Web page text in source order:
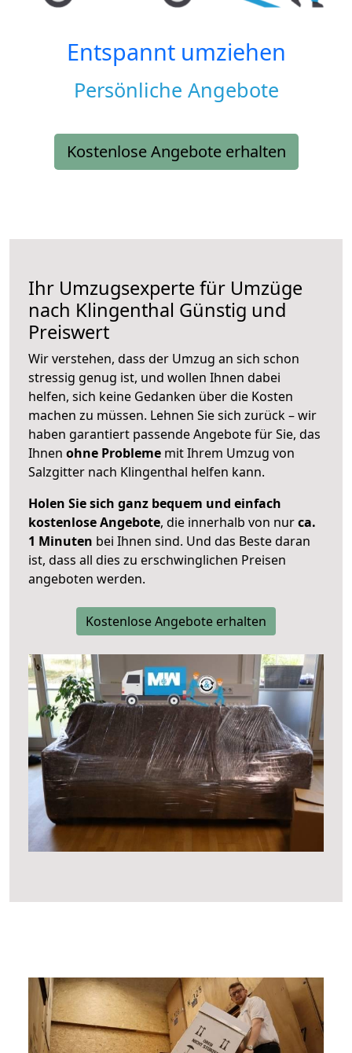
Entspannt umziehen
Persönliche Angebote
Kostenlose Angebote erhalten
Ihr Umzugsexperte für Umzüge
nach Klingenthal Günstig und
Preiswert
Wir verstehen, dass der Umzug an sich schon
stressig genug ist, und wollen Ihnen dabei
helfen, sich keine Gedanken über die Kosten
machen zu müssen. Lehnen Sie sich zurück – wir
haben garantiert passende Angebote für Sie, das
Ihnen ohne Probleme mit Ihrem Umzug von
Salzgitter nach Klingenthal helfen kann.
Holen Sie sich ganz bequem und einfach
kostenlose Angebote, die innerhalb von nurca.
1 Minuten bei Ihnen sind. Und das Beste daran
ist, dass all dies zu erschwinglichen Preisen
angeboten werden.
Kostenlose Angebote erhalten